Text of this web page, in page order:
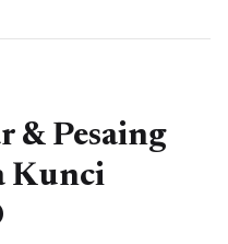
& Pesaing
Kunci